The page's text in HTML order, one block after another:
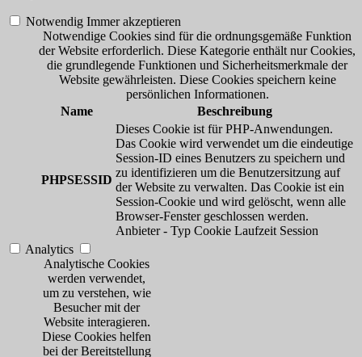
Notwendig Immer akzeptieren
Notwendige Cookies sind für die ordnungsgemäße Funktion
der Website erforderlich. Diese Kategorie enthält nur Cookies,
die grundlegende Funktionen und Sicherheitsmerkmale der
Website gewährleisten. Diese Cookies speichern keine
persönlichen Informationen.
Name
Beschreibung
PHPSESSID
Dieses Cookie ist für PHP-Anwendungen.
Das Cookie wird verwendet um die eindeutige
Session-ID eines Benutzers zu speichern und
zu identifizieren um die Benutzersitzung auf
der Website zu verwalten. Das Cookie ist ein
Session-Cookie und wird gelöscht, wenn alle
Browser-Fenster geschlossen werden.
Anbieter - Typ Cookie Laufzeit Session
Analytics
Analytische Cookies
werden verwendet,
um zu verstehen, wie
Besucher mit der
Website interagieren.
Diese Cookies helfen
bei der Bereitstellung